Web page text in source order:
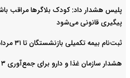
پلیس هشدار داد: کودک بلاگرها مراقب
پیگیری قانونی می‌شود
ثبت‌نام بیمه تکمیلی بازنشستگان تا ۳۱ مرداد ادامه دارد
هشدار سازمان غذا و دارو برای جمع‌آوری ۳ محصول سلامت‌محور